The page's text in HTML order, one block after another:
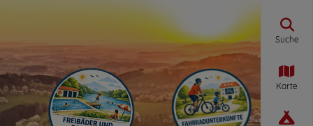
Suche
Karte